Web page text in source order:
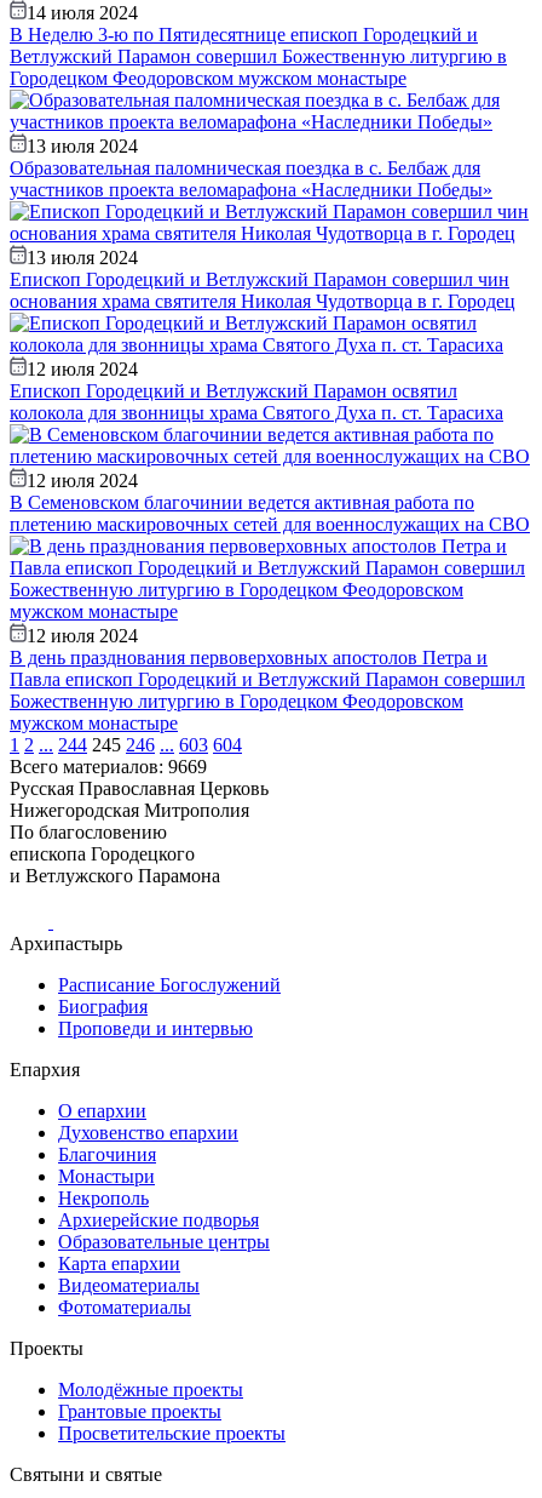
14 июля 2024
В Неделю 3-ю по Пятидесятнице епископ Городецкий и
Ветлужский Парамон совершил Божественную литургию в
Городецком Феодоровском мужском монастыре
13 июля 2024
Образовательная паломническая поездка в с. Белбаж для
участников проекта веломарафона «Наследники Победы»
13 июля 2024
Епископ Городецкий и Ветлужский Парамон совершил чин
основания храма святителя Николая Чудотворца в г. Городец
12 июля 2024
Епископ Городецкий и Ветлужский Парамон освятил
колокола для звонницы храма Святого Духа п. ст. Тарасиха
12 июля 2024
В Семеновском благочинии ведется активная работа по
плетению маскировочных сетей для военнослужащих на СВО
12 июля 2024
В день празднования первоверховных апостолов Петра и
Павла епископ Городецкий и Ветлужский Парамон совершил
Божественную литургию в Городецком Феодоровском
мужском монастыре
1 2 ... 244 245 246 ... 603 604
Всего материалов: 9669
Русская Православная Церковь
Нижегородская Митрополия
По благословению
епископа Городецкого
и Ветлужского Парамона
Архипастырь
Расписание Богослужений
Биография
Проповеди и интервью
Епархия
О епархии
Духовенство епархии
Благочиния
Монастыри
Некрополь
Архиерейские подворья
Образовательные центры
Карта епархии
Видеоматериалы
Фотоматериалы
Проекты
Молодёжные проекты
Грантовые проекты
Просветительские проекты
Святыни и святые